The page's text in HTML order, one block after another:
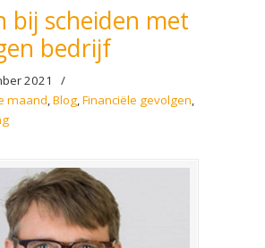
bij scheiden met
bedrijf
2021
/
maand,Blog,Financiële gevolgen,